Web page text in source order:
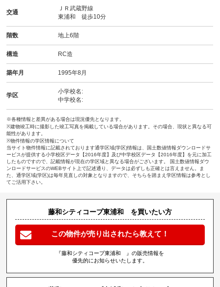
交通
ＪＲ武蔵野線
東浦和 徒歩10分
階数 地上6階
構造 RC造
築年月 1995年8月
学区
小学校名:
中学校名:
※各種情報と差異がある場合は現況優先となります。
※建物竣工時に撮影した竣工写真を掲載している場合があります。その場合、現状と異なる可
能性があります。
※物件情報の学区情報について
当サイト物件情報に記載されております通学区域(学区)情報は、国土数値情報ダウンロードサ
ービスが提供する小学校区データ【2016年度】及び中学校区データ【2016年度】を元に加工
したものですので、記載情報が現在の学区域と異なる場合がございます。 国土数値情報ダウ
ンロードサービスのWEBサイト上で記述通り、データは必ずしも正確とは言えません。ま
た、通学区域(学区)は毎年見直しの対象となりますので、そちらを踏まえ学区情報は参考とし
てご活用下さい。
藤和シティコープ東浦和 を買いたい方
この物件が売り出されたら教えて！
『藤和シティコープ東浦和 』の販売情報を
優先的にお知らせいたします。